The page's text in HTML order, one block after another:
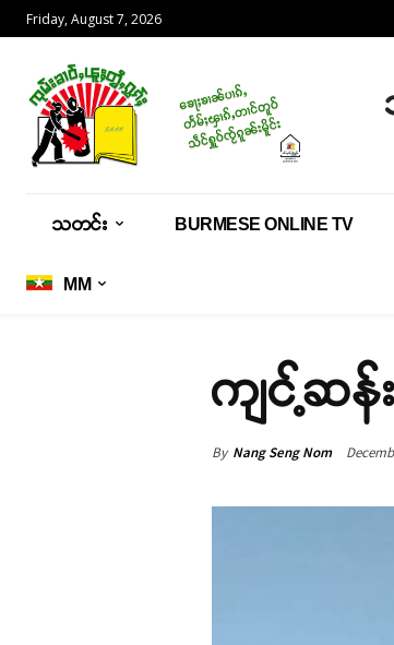
Friday, August 7, 2026
သတင်း BURMESE ONLINE TV
MM
ကျင့်ဆန်
By Nang Seng Nom